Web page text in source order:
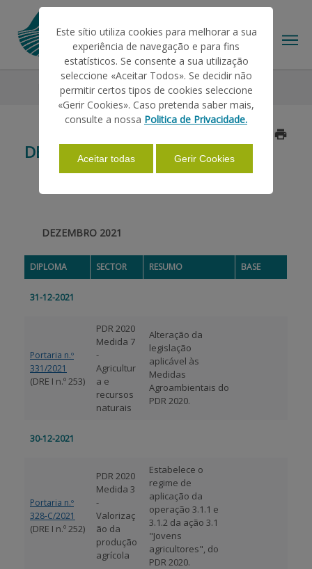
HELP/SUPPORT
INFORMATIONS
PAYMENTS
BENEFICIARY SUPPORT
Legislation 2021 Dezembro
DEZEMBRO
DEZEMBRO 2021
DIPLOMA SECTOR RESUMO BASE
31-12-2021
Portaria n.º
331/2021
(DRE I n.º 253)
PDR 2020
Medida 7
-
Agricultur
a e
recursos
naturais
Alteração da
legislação
aplicável às
Medidas
Agroambientais do
PDR 2020.
30-12-2021
Portaria n.º
328-C/2021
(DRE I n.º 252)
PDR 2020
Medida 3
-
Valorizaç
ão da
produção
agrícola
Estabelece o
regime de
aplicação da
operação 3.1.1 e
3.1.2 da ação 3.1
"Jovens
agricultores", do
PDR 2020.
Este sítio utiliza cookies para melhorar a sua
experiência de navegação e para fins
estatísticos. Se consente a sua utilização
seleccione «Aceitar Todos». Se decidir não
permitir certos tipos de cookies seleccione
«Gerir Cookies». Caso pretenda saber mais,
consulte a nossa Politica de Privacidade.
Aceitar todas Gerir Cookies